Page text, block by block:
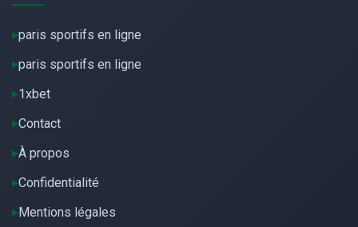
paris sportifs en ligne
paris sportifs en ligne
1xbet
Contact
À propos
Confidentialité
Mentions légales